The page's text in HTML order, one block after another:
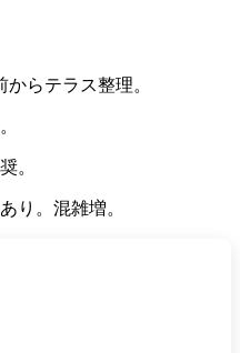
らテラス整理。
。
り。混雑増。